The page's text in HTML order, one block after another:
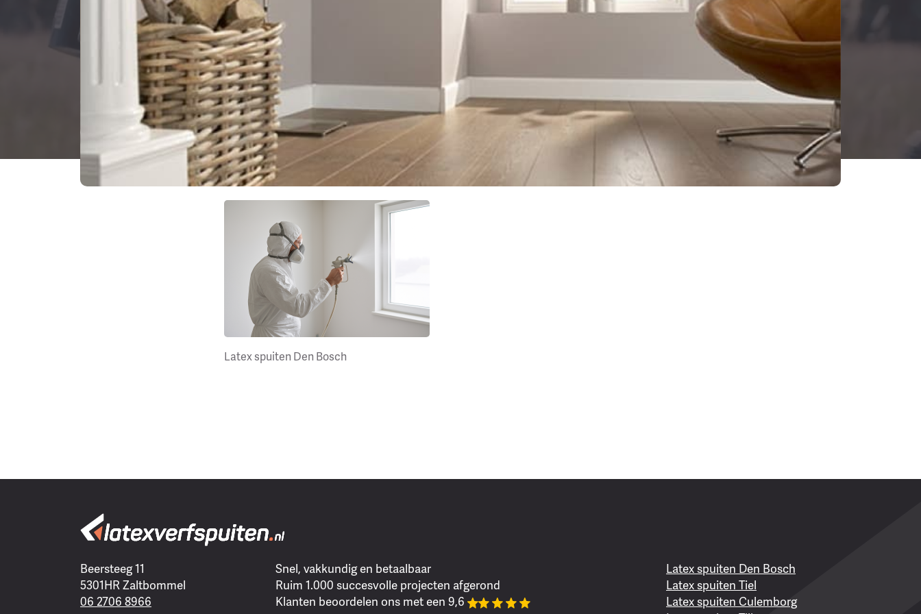
Latex spuiten Den Bosch
Beersteeg 11
5301HR Zaltbommel
06 2706 8966
Snel, vakkundig en betaalbaar
Ruim 1.000 succesvolle projecten afgerond
Klanten beoordelen ons met een 9,6
Latex spuiten Den Bosch
Latex spuiten Tiel
Latex spuiten Culemborg